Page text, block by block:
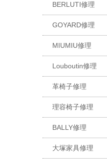
BERLUTI修理
GOYARD修理
MIUMIU修理
Louboutin修理
革椅子修理
理容椅子修理
BALLY修理
大塚家具修理